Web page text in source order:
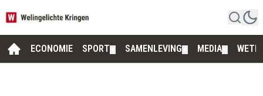
ECONOMIE SPORT SAMENLEVING MEDIA